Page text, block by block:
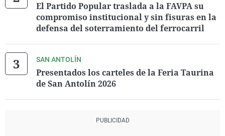
El Partido Popular traslada a la FAVPA su
compromiso institucional y sin fisuras en la
defensa del soterramiento del ferrocarril
SAN ANTOLÍN
Presentados los carteles de la Feria Taurina
de San Antolín 2026